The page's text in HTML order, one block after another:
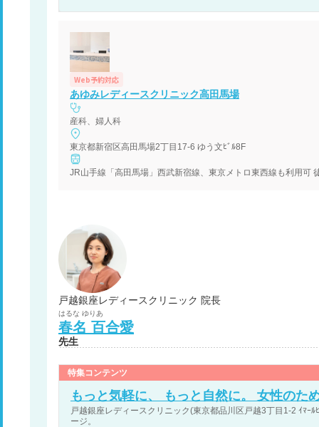
Web予約対応
あゆみレディースクリニック高田馬場
産科、婦人科
東京都新宿区高田馬場2丁目17-6 ゆう文ﾋﾞﾙ8F
JR山手線「高田馬場」西武新宿線、東京メトロ東西線も利用可
戸越銀座レディースクリニック 院長
はるな ゆりあ
春名 百合愛
先生
特集コンテンツ
もっと気軽に、 もっと自然に。 女性のた
戸越銀座レディースクリニック(東京都品川区戸越3丁目1-2 ｲﾏｰ
ージ。